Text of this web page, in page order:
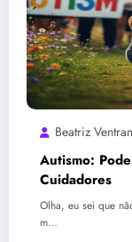
Beatriz
Autismo:
Cuidadores
Olha, eu sei que
m…